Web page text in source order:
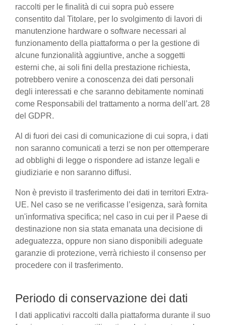
raccolti per le finalità di cui sopra può essere
consentito dal Titolare, per lo svolgimento di lavori di
manutenzione hardware o software necessari al
funzionamento della piattaforma o per la gestione di
alcune funzionalità aggiuntive, anche a soggetti
esterni che, ai soli fini della prestazione richiesta,
potrebbero venire a conoscenza dei dati personali
degli interessati e che saranno debitamente nominati
come Responsabili del trattamento a norma dell’art. 28
del GDPR.
Al di fuori dei casi di comunicazione di cui sopra, i dati
non saranno comunicati a terzi se non per ottemperare
ad obblighi di legge o rispondere ad istanze legali e
giudiziarie e non saranno diffusi.
Non è previsto il trasferimento dei dati in territori Extra-
UE. Nel caso se ne verificasse l’esigenza, sarà fornita
un'informativa specifica; nel caso in cui per il Paese di
destinazione non sia stata emanata una decisione di
adeguatezza, oppure non siano disponibili adeguate
garanzie di protezione, verrà richiesto il consenso per
procedere con il trasferimento.
Periodo di conservazione dei dati
I dati applicativi raccolti dalla piattaforma durante il suo